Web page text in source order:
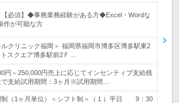
【必須】◆事務業務経験がある方◆Excel・Wordな
作が可能な方
ルクリニック福岡＞ 福岡県福岡市博多区博多駅東2
スクエア博多駅前2Ｆ…
円～250,000円売上に応じてインセンティブ支給残
支給試用期間：3ヶ月※試用期間…
制（1ヶ月単位）＜シフト制＞（１）平日 9：30